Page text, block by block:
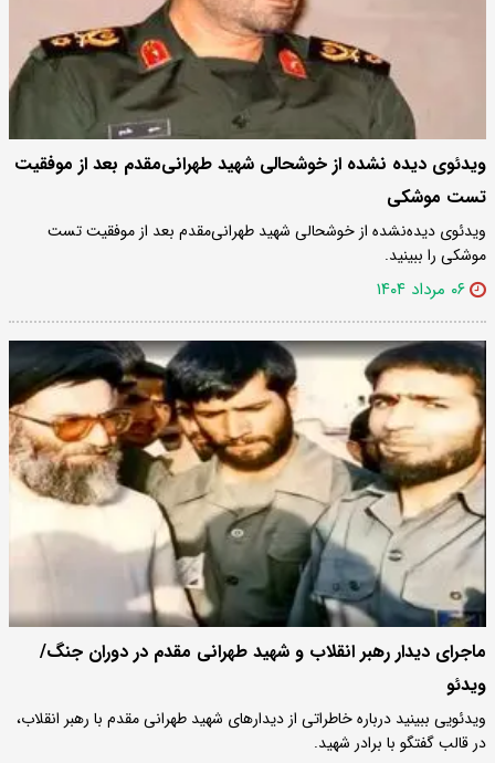
ویدئوی دیده‌ نشده از خوشحالی شهید طهرانی‌مقدم بعد از موفقیت
تست موشکی
ویدئوی دیده‌نشده از خوشحالی شهید طهرانی‌مقدم بعد از موفقیت تست
موشکی را ببینید.
۰۶ مرداد ۱۴۰۴
ماجرای دیدار رهبر انقلاب و شهید طهرانی مقدم در دوران جنگ/
ویدئو
ویدئویی ببینید درباره خاطراتی از دیدارهای شهید طهرانی مقدم با رهبر انقلاب،
در قالب گفتگو با برادر شهید.